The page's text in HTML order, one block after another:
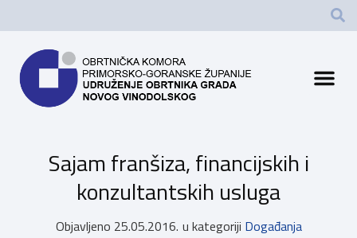
Sajam franšiza, financijskih i
konzultantskih usluga
Objavljeno 25.05.2016. u kategoriji Događanja